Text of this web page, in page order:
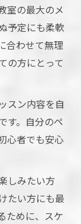
室の最大のメ
予定にも柔軟
合わせて無理
の方にとって
スン内容を自
す。自分のペ
心者でも安心
しみたい方
たい方にも最
ために、スケ